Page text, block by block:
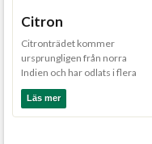
Citron
Citronträdet kommer
ursprungligen från norra
Indien och har odlats i flera
tusen år i Mindre Asien och
Kina...
Läs mer